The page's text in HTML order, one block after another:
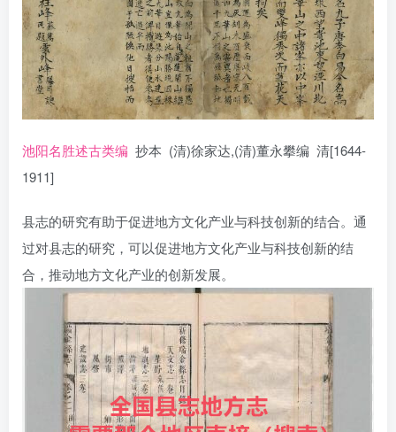
池阳名胜述古类编 抄本 (清)徐家达,(清)董永攀编 清[1644-
1911]
县志的研究有助于促进地方文化产业与科技创新的结合。通
过对县志的研究，可以促进地方文化产业与科技创新的结
合，推动地方文化产业的创新发展。